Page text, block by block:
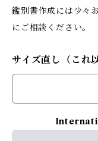
鑑別書作成には少々
にご相談ください。
サイズ直し（これ